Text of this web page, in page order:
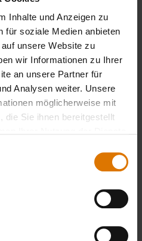
Inhalte und Anzeigen zu
für soziale Medien anbieten
unsere Website zu
wir Informationen zu Ihrer
an unsere Partner für
Analysen weiter. Unsere
möglicherweise mit
die Sie ihnen bereitgestellt
vorbereitet
Zubehör